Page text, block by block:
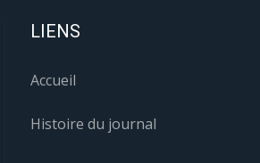
LIENS
Accueil
Histoire du journal